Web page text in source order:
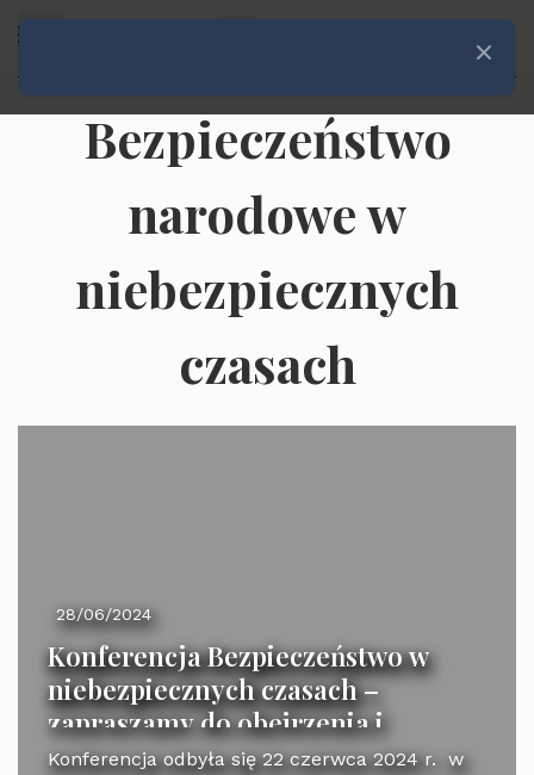
Bezpieczeństwo
narodowe w
niebezpiecznych
czasach
28/06/2024
Konferencja Bezpieczeństwo w
niebezpiecznych czasach –
zapraszamy do obejrzenia i
wysłuchania
Konferencja odbyła się 22 czerwca 2024 r. w
Zamknij